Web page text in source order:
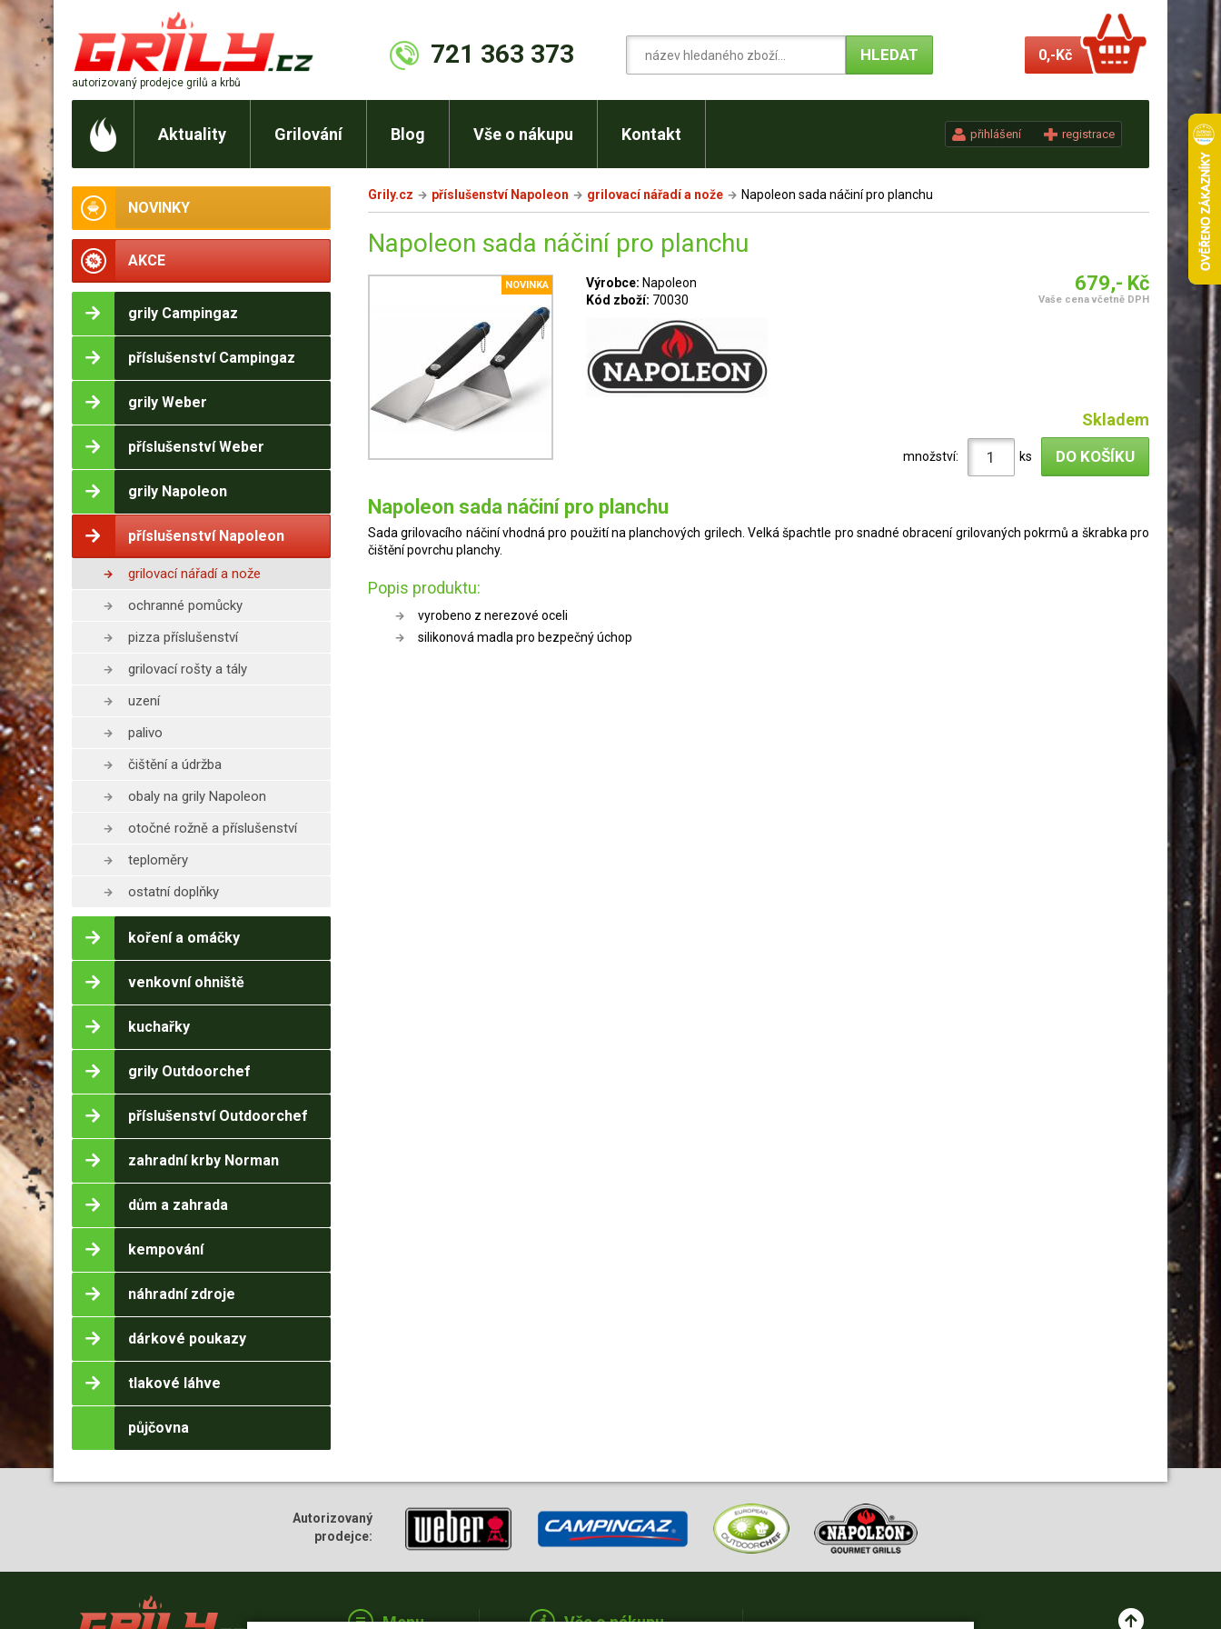
autorizovaný prodejce grilů a krbů
721 363 373 0,-Kč
Aktuality Grilování Blog Vše o nákupu Kontakt přihlášení registrace
NOVINKY
AKCE
grily Campingaz
příslušenství Campingaz
grily Weber
příslušenství Weber
grily Napoleon
příslušenství Napoleon
grilovací nářadí a nože
ochranné pomůcky
pizza příslušenství
grilovací rošty a tály
uzení
palivo
čištění a údržba
obaly na grily Napoleon
otočné rožně a příslušenství
teploměry
ostatní doplňky
koření a omáčky
venkovní ohniště
kuchařky
grily Outdoorchef
příslušenství Outdoorchef
zahradní krby Norman
dům a zahrada
kempování
náhradní zdroje
dárkové poukazy
tlakové láhve
půjčovna
Grily.cz příslušenství Napoleon grilovací nářadí a nože Napoleon sada náčiní pro planchu
Napoleon sada náčiní pro planchu
NOVINKA 679,- Kč
Vaše cena včetně DPH
Výrobce: Napoleon
Kód zboží: 70030
Skladem
množství: ks
Napoleon sada náčiní pro planchu
Sada grilovacího náčiní vhodná pro použití na planchových grilech. Velká špachtle pro snadné obracení grilovaných pokrmů a škrabka pro
čištění povrchu planchy.
Popis produktu:
vyrobeno z nerezové oceli
silikonová madla pro bezpečný úchop
Autorizovaný
prodejce:
Menu Vše o nákupu